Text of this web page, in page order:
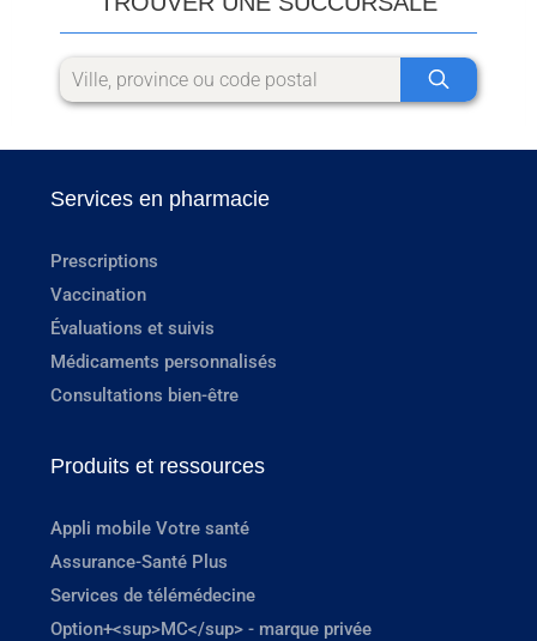
Services en pharmacie
Prescriptions
Vaccination
Évaluations et suivis
Médicaments personnalisés
Consultations bien-être
Produits et ressources
Appli mobile Votre santé
Assurance-Santé Plus
Services de télémédecine
Option+<sup>MC</sup> - marque privée